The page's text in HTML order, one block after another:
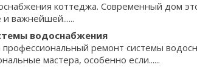
коттеджа. Современный дом
важнейшей......
водоснабжения
профессиональный ремонт системы
мастера, особенно если......